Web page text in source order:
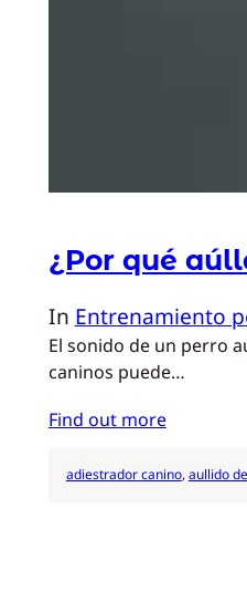
¿Por qué
In Entrenamiento
El sonido de un perro
caninos puede…
Find out more
adiestrador canino, aullido